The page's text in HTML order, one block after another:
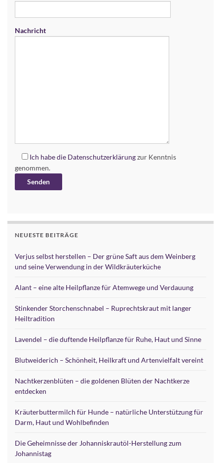
Nachricht
Ich habe die Datenschutzerklärungzur Kenntnis
genommen.
NEUESTE BEITRÄGE
Verjus selbst herstellen – Der grüne Saft aus dem Weinberg
und seine Verwendung in der Wildkräuterküche
Alant – eine alte Heilpflanze für Atemwege und Verdauung
Stinkender Storchenschnabel – Ruprechtskraut mit langer
Heiltradition
Lavendel – die duftende Heilpflanze für Ruhe, Haut und Sinne
Blutweiderich – Schönheit, Heilkraft und Artenvielfalt vereint
Nachtkerzenblüten – die goldenen Blüten der Nachtkerze
entdecken
Kräuterbuttermilch für Hunde – natürliche Unterstützung für
Darm, Haut und Wohlbefinden
Die Geheimnisse der Johanniskrautöl-Herstellung zum
Johannistag